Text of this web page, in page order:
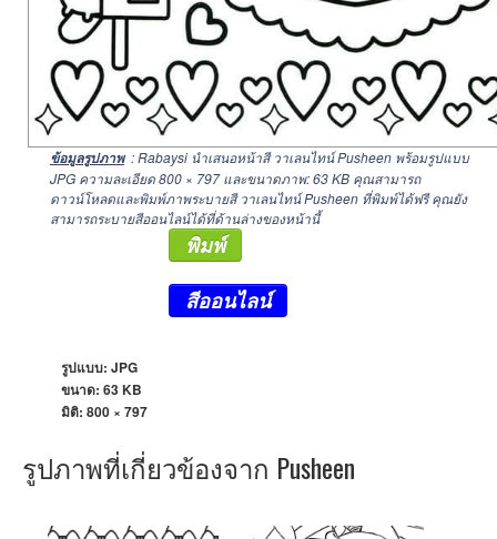
ข้อมูลรูปภาพ : Rabaysi นำเสนอหน้าสี วาเลนไทน์ Pusheen พร้อมรูปแบบ
JPG ความละเอียด800 × 797และขนาดภาพ: 63 KB คุณสามารถ
ดาวน์โหลดและพิมพ์ภาพระบายสี วาเลนไทน์ Pusheen ที่พิมพ์ได้ฟรี คุณยัง
สามารถระบายสีออนไลน์ได้ที่ด้านล่างของหน้านี้
พิมพ์
สีออนไลน์
รูปแบบ: JPG
ขนาด: 63 KB
มิติ: 800 × 797
รูปภาพที่เกี่ยวข้องจาก Pusheen